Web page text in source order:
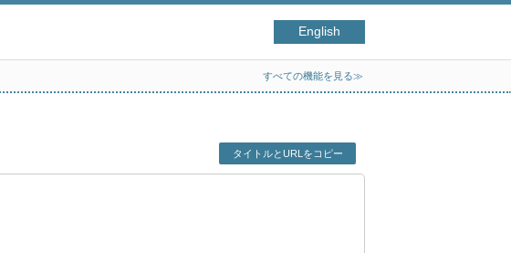
English
すべての機能を見る≫
タイトルとURLをコピー